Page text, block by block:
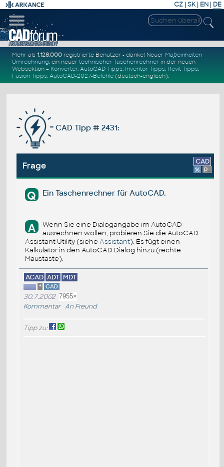
CZ | SK| EN | DE
Mehr als1.128.000 registrierte Benutzer - danke! Neuer Maßeinheiten
Umrechnung, ein neuertechnischer Taschenrechner in der neuen
Websektion – Konverter.AutoCAD Tipps, Inventor Tipps, Revit Tipps,
Fusion Tipps.AutoCAD-2027-Befehle (deutsch-englisch).
CAD Tipp # 2431:
Frage CAD
% Platform
Q Ein Taschenrechner für AutoCAD.
A
Wenn Sie eine Dialogangabe im AutoCAD
ausrechnen wollen, probieren Sie die AutoCAD
Assistant Utility (siehe Assistant). Es fügt einen
Kalkulator in den AutoCAD Dialog hinzu (rechte
Maustaste).
ACAD ADT MDT
* CAD
30.7.2002 7955×
Kommentar An Freund
Tipp zu: